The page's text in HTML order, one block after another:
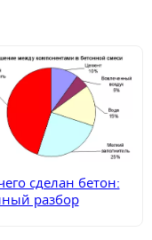
сделан бетон:
разбор